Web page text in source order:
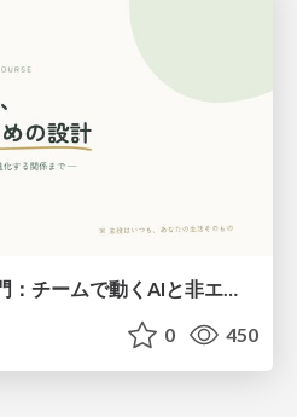
マルチエージェント入門：チームで動くAIと非エンジニアのための設計（Claude Code）
0 450